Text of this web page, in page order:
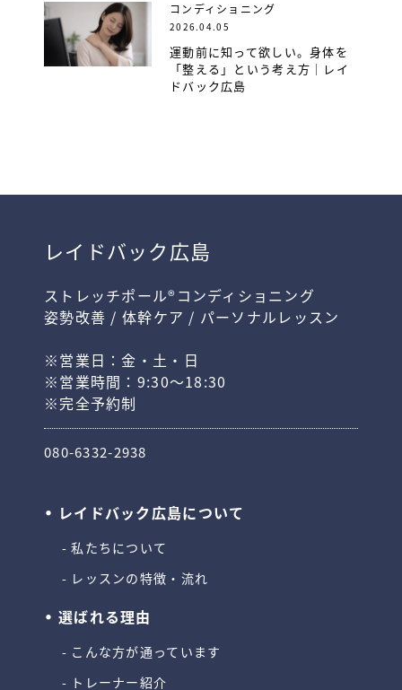
コンディショニング
2026.04.05
運動前に知って欲しい。身体を
「整える」という考え方｜レイ
ドバック広島
レイドバック広島
ストレッチポール®コンディショニング
姿勢改善 / 体幹ケア / パーソナルレッスン
※営業日：金・土・日
※営業時間：9:30〜18:30
※完全予約制
080-6332-2938
レイドバック広島について
私たちについて
レッスンの特徴・流れ
選ばれる理由
こんな方が通っています
トレーナー紹介